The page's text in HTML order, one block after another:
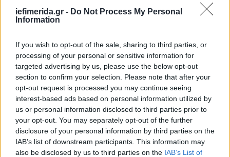
iefimerida.gr - Do Not Process My Personal
Information
If you wish to opt-out of the sale, sharing to third parties, or
processing of your personal or sensitive information for
targeted advertising by us, please use the below opt-out
section to confirm your selection. Please note that after your
opt-out request is processed you may continue seeing
interest-based ads based on personal information utilized by
us or personal information disclosed to third parties prior to
your opt-out. You may separately opt-out of the further
disclosure of your personal information by third parties on the
IAB’s list of downstream participants. This information may
also be disclosed by us to third parties on the IAB’s List of
Σε ότι αφορά το μαύρο χρώμα που κυριαρχεί στη
χρώμα. Με ξένιζε, δηλαδή φαντάσου ότι μέχρι και
οι νυχτικές μου είναι μαύρες. Μέσα και έξω από το
σπίτι μαύρα. Δεν είναι ότι τα φοράω για το
θεαθήναι ή γιατί τι θα πει ο κόσμος επειδή μένω
στο χωριό. Δεν με ενδιαφέρει καθόλου. Η δική μου
η ψυχή τι έλεγε. Από ένα σημείο και μετά, το μαύρο
γίνεται ένα είδος κάστρου, που αισθάνεσαι
ασφάλεια μέσα του και μένεις κολλημένος εκεί.
Αυτό πρέπει να ξεκολλήσει».